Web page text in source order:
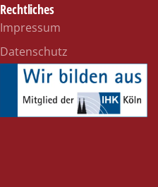
Rechtliches
Impressum
Datenschutz